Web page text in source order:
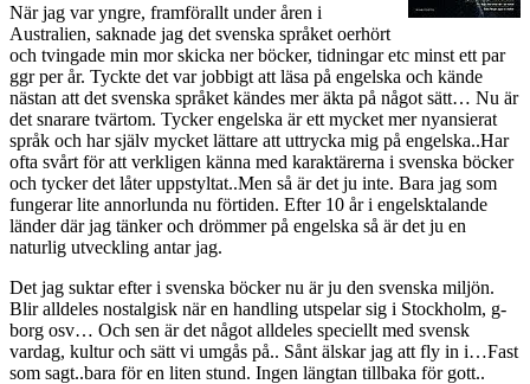
När jag var yngre, framförallt under åren i
Australien, saknade jag det svenska språket oerhört
och tvingade min mor skicka ner böcker, tidningar etc minst ett par
ggr per år. Tyckte det var jobbigt att läsa på engelska och kände
nästan att det svenska språket kändes mer äkta på något sätt… Nu är
det snarare tvärtom. Tycker engelska är ett mycket mer nyansierat
språk och har själv mycket lättare att uttrycka mig på engelska..Har
ofta svårt för att verkligen känna med karaktärerna i svenska böcker
och tycker det låter uppstyltat..Men så är det ju inte. Bara jag som
fungerar lite annorlunda nu förtiden. Efter 10 år i engelsktalande
länder där jag tänker och drömmer på engelska så är det ju en
naturlig utveckling antar jag.
Det jag suktar efter i svenska böcker nu är ju den svenska miljön.
Blir alldeles nostalgisk när en handling utspelar sig i Stockholm, g-
borg osv… Och sen är det något alldeles speciellt med svensk
vardag, kultur och sätt vi umgås på.. Sånt älskar jag att fly in i…Fast
som sagt..bara för en liten stund. Ingen längtan tillbaka för gott..